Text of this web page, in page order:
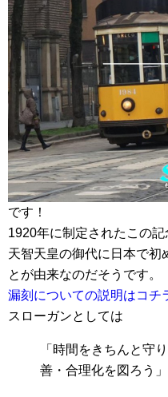
です！
1920年に制定されたこの記
天智天皇の御代に日本で初
とが由来なのだそうです。
漏刻についての説明はコチ
スローガンとしては
「時間をきちんと守
善・合理化を図ろう」